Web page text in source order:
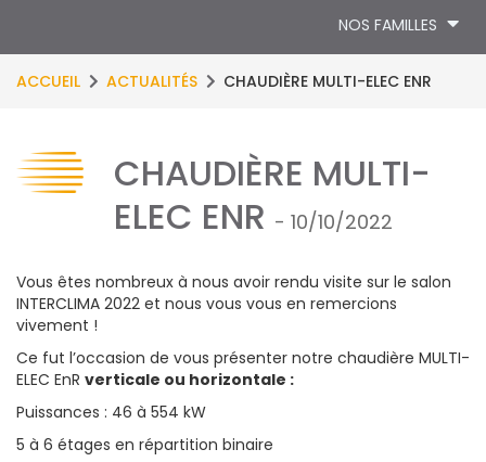
NOS FAMILLES
ACCUEIL ACTUALITÉS CHAUDIÈRE MULTI-ELEC ENR
CHAUDIÈRE MULTI-
ELEC ENR - 10/10/2022
Vous êtes nombreux à nous avoir rendu visite sur le salon
INTERCLIMA 2022 et nous vous vous en remercions
vivement !
Ce fut l’occasion de vous présenter notre chaudière MULTI-
ELEC EnR verticale ou horizontale :
Puissances : 46 à 554 kW
5 à 6 étages en répartition binaire